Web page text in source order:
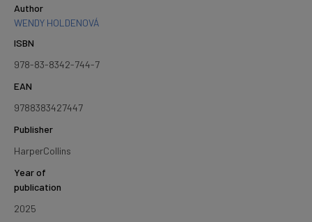
Author
WENDY HOLDENOVÁ
ISBN
978-83-8342-744-7
EAN
9788383427447
Publisher
HarperCollins
Year of
publication
2025